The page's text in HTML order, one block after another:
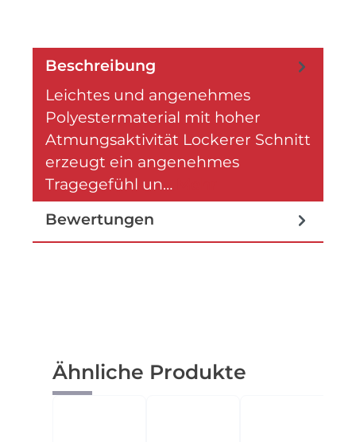
Beschreibung
Leichtes und angenehmes
Polyestermaterial mit hoher
Atmungsaktivität Lockerer Schnitt
erzeugt ein angenehmes
Tragegefühl un…
Bewertungen
Produktgalerie überspringen
Ähnliche Produkte